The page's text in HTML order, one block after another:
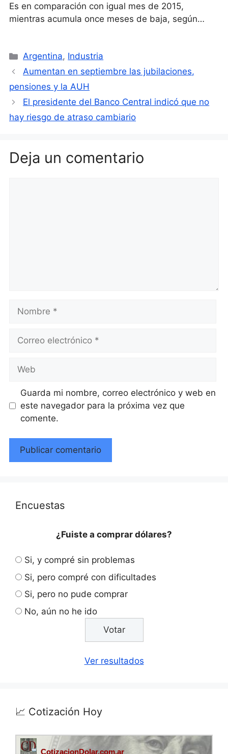
Es en comparación con igual mes de 2015,
mientras acumula once meses de baja, según…
Categorías
Argentina, Industria
Aumentan en septiembre las jubilaciones,
pensiones y la AUH
El presidente del Banco Central indicó que no
hay riesgo de atraso cambiario
Deja un comentario
Nombre
Correo
Web
Guarda mi nombre, correo electrónico y web en
este navegador para la próxima vez que
comente.
Encuestas
¿Fuiste a comprar dólares?
Si, y compré sin problemas
Si, pero compré con dificultades
Si, pero no pude comprar
No, aún no he ido
Ver resultados
📈 Cotización Hoy